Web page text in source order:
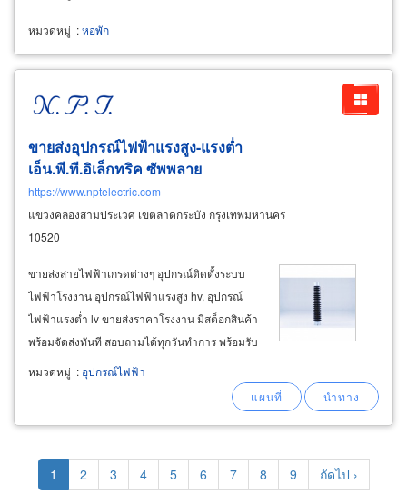
หมวดหมู่ :หอพัก
ขายส่งอุปกรณ์ไฟฟ้าแรงสูง-แรงต่ำ
เอ็น.พี.ที.อิเล็กทริค ซัพพลาย
https://www.nptelectric.com
แขวงคลองสามประเวศ เขตลาดกระบัง กรุงเทพมหานคร
10520
ขายส่งสายไฟฟ้าเกรดต่างๆ อุปกรณ์ติดตั้งระบบ
ไฟฟ้าโรงงาน อุปกรณ์ไฟฟ้าแรงสูง hv, อุปกรณ์
ไฟฟ้าแรงต่ำ lv ขายส่งราคาโรงงาน มีสต็อกสินค้า
พร้อมจัดส่งทันที สอบถามได้ทุกวันทำการ พร้อมรับ
ประกอบตู้คอนโทรล ประกอบตู้ mdb สเปคตามสั่ง
ขายส่ง ขายปลีกและรับประกอบ ตู้ควบคุมไฟฟ้า
หมวดหมู่ : อุปกรณ์ไฟฟ้า
Pagination
Current
page
1 Page
2 Page
3 Page
4 Page
5 Page
6 Page
7 Page
8 Page
9
Next
page
ถัดไป ›